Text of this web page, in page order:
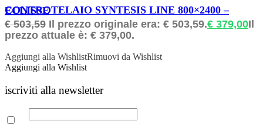
ORDINABILE
CONTROTELAIO SYNTESIS LINE 800×2400 – ECLISSE
€503,59 Il prezzo originale era: € 503,59.€ 379,00Il
prezzo attuale è: € 379,00.
Aggiungi alla WishlistRimuovi da Wishlist
Aggiungi alla Wishlist
iscriviti alla newsletter